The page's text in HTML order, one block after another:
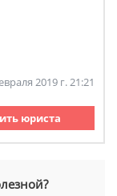
2019 г. 21:21
юриста